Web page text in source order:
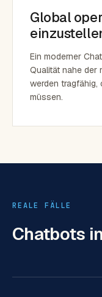
Global
Ein moderner
Qualität nahe der
werden tragfähig,
müssen.
REALE FÄLLE
Chatbots